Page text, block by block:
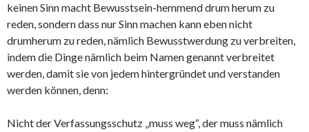
keinen Sinn macht Bewusstsein-hemmend drum herum zu
reden, sondern dass nur Sinn machen kann eben nicht
drumherum zu reden, nämlich Bewusstwerdung zu verbreiten,
indem die Dinge nämlich beim Namen genannt verbreitet
werden, damit sie von jedem hintergründet und verstanden
werden können, denn:
Nicht der Verfassungsschutz „muss weg“, der muss nämlich